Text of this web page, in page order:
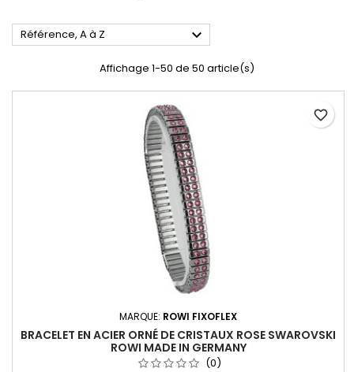
Référence, A à Z 
Affichage 1-50 de 50 article(s)
MARQUE: ROWI FIXOFLEX
BRACELET EN ACIER ORNÉ DE CRISTAUX ROSE SWAROVSKI
ROWI MADE IN GERMANY
(0)
favorite_border